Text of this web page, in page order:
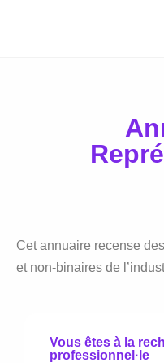
Cet annuaire recense
et non-binaires de
Vous êtes à la
professionnel·le